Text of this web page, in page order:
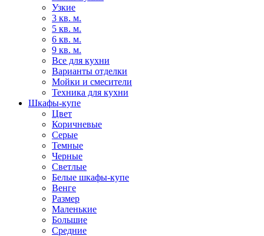
Узкие
3 кв. м.
5 кв. м.
6 кв. м.
9 кв. м.
Все для кухни
Варианты отделки
Мойки и смесители
Техника для кухни
Шкафы-купе
Цвет
Коричневые
Серые
Темные
Черные
Светлые
Белые шкафы-купе
Венге
Размер
Маленькие
Большие
Средние